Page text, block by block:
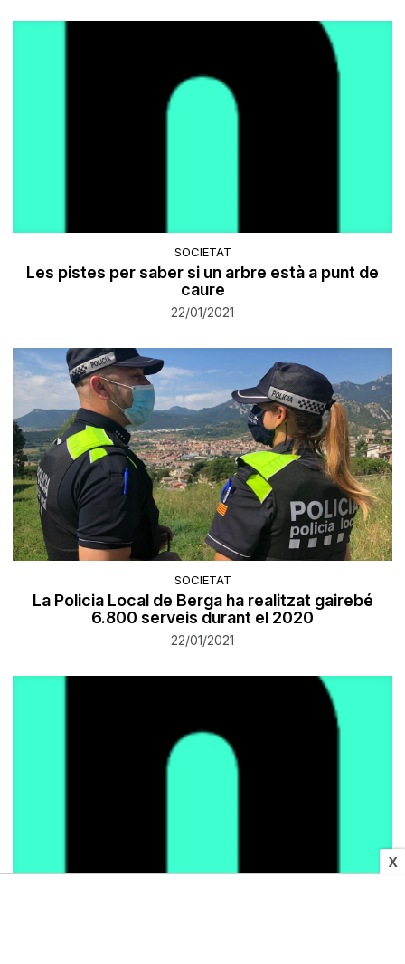
X
SOCIETAT
Les pistes per saber si un arbre està a punt de
caure
22/01/2021
SOCIETAT
La Policia Local de Berga ha realitzat gairebé
6.800 serveis durant el 2020
22/01/2021